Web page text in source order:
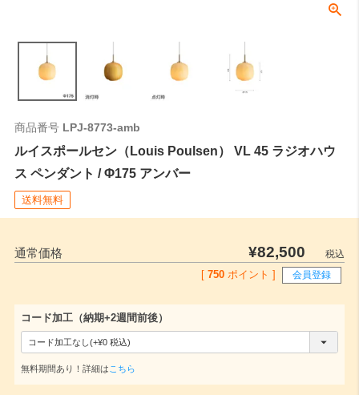
ご注文時はこちらの数値をご記入ください。
商品番号 LPJ-8773-amb
ルイスポールセン（Louis Poulsen） VL 45 ラジオハウ
ス ペンダント / Φ175 アンバー
送料無料
通常価格 ¥82,500
税込
750 ポイント ] 会員登録
コード加工（納期+2週間前後）
須
無料期間あり！詳細は こちら